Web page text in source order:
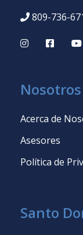
809-736-
Nosotros
Acerca de
Asesores
Política de
Santo